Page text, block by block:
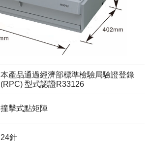
本產品通過經濟部標準檢驗局驗證登錄
(RPC) 型式認證R33126
撞擊式點矩陣
24針